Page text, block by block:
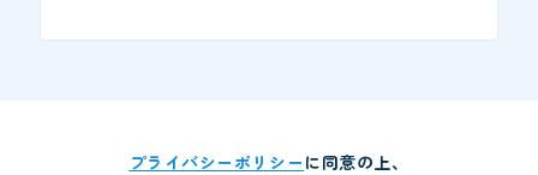
プライバシーポリシー に同意の上、